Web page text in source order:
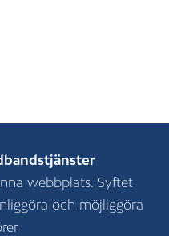
webbplats. Syftet
och möjliggöra